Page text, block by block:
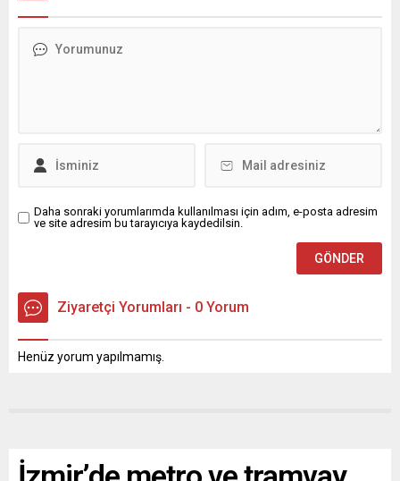
Daha sonraki yorumlarımda kullanılması için adım, e-posta adresim
ve site adresim bu tarayıcıya kaydedilsin.
Ziyaretçi Yorumları - 0 Yorum
Henüz yorum yapılmamış.